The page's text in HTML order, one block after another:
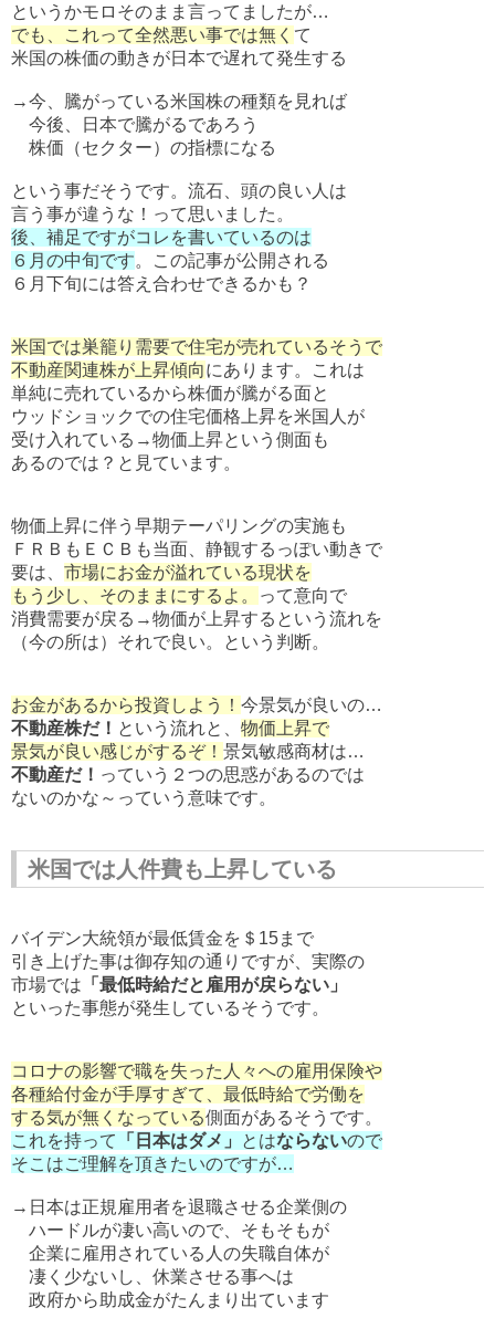
というかモロそのまま言ってましたが…
でも、これって全然悪い事では無く て
米国の株価の動きが日本で遅れて発生する
→今、騰がっている米国株の種類を見れば
今後、日本で騰がるであろう
株価（セクター）の指標になる
という事だそうです。流石、頭の良い人は
言う事が違うな！って思いました。
後、補足ですがコレを書いているのは
６月の中旬です。この記事が公開される
６月下旬には答え合わせできるかも？
米国では巣籠り需要で住宅が売れているそうで
不動産関連株が上昇傾向にあります。これは
単純に売れているから株価が騰がる面と
ウッドショックでの住宅価格上昇を米国人が
受け入れている→物価上昇という側面も
あるのでは？と見ています。
物価上昇に伴う早期テーパリングの実施も
ＦＲＢもＥＣＢも当面、静観するっぽい動きで
要は、 市場にお金が溢れている現状を
もう少し、そのままにするよ。
って意向で
消費需要が戻る→物価が上昇するという流れを
（今の所は）それで良い。という判断。
お金があるから投資しよう！ 今景気が良いの…
不動産株だ！ という流れと、 物価上昇で
景気が良い感じがするぞ！ 景気敏感商材は…
不動産だ！ っていう２つの思惑があるのでは
ないのかな～っていう意味です。
米国では人件費も上昇している
バイデン大統領が最低賃金を＄15まで
引き上げた事は御存知の通りですが、実際の
市場では 「最低時給だと雇用が戻らない」
といった事態が発生しているそうです。
コロナの影響で職を失った人々への雇用保険や
各種給付金が手厚すぎて、最低時給で労働を
する気が無くなっている側面があるそうです。
これを持って
「日本はダメ」 とはならないので
そこはご理解を頂きたいのですが…
→日本は正規雇用者を退職させる企業側の
ハードルが凄い高いので、そもそもが
企業に雇用されている人の失職自体が
凄く少ないし、休業させる事へは
政府から助成金がたんまり出ています